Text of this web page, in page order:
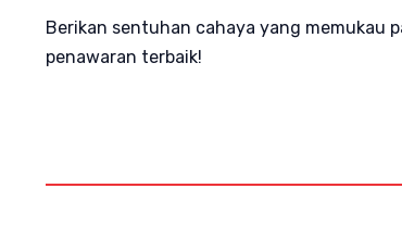
Berikan sentuhan cahaya yang memukau
penawaran terbaik!